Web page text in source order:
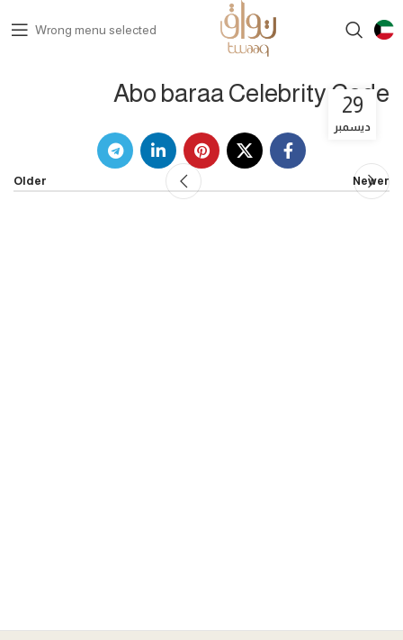
Wrong menu selected
Abo baraa Celebrity Code
29
ديسمبر
Newer
Older